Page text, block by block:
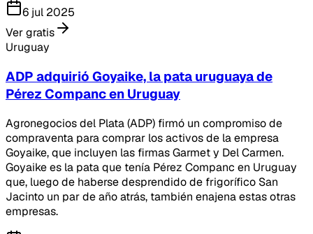
6 jul 2025
Ver gratis
Uruguay
ADP adquirió Goyaike, la pata uruguaya de
Pérez Companc en Uruguay
Agronegocios del Plata (ADP) firmó un compromiso de
compraventa para comprar los activos de la empresa
Goyaike, que incluyen las firmas Garmet y Del Carmen.
Goyaike es la pata que tenía Pérez Companc en Uruguay
que, luego de haberse desprendido de frigorífico San
Jacinto un par de año atrás, también enajena estas otras
empresas.